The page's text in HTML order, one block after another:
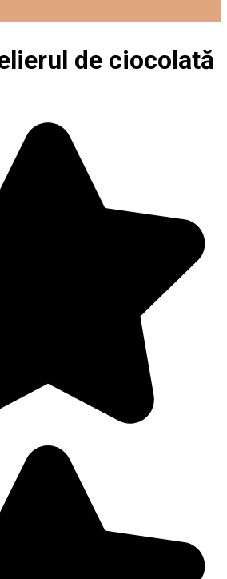
de ciocolată